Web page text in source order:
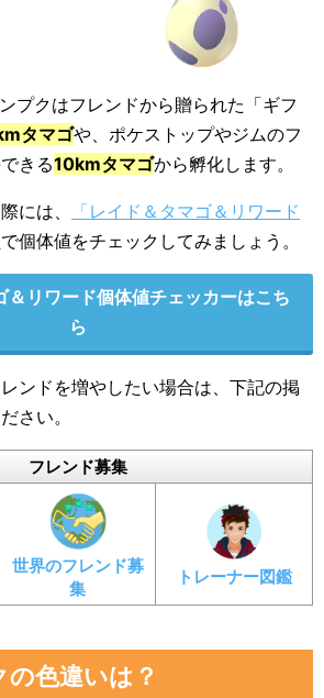
プクはフレンドから贈られた「ギフ
タマゴや、ポケストップやジムのフ
きる10kmタマゴから孵化します。
には、
「レイド＆タマゴ＆リワード
で個体値をチェックしてみましょう。
＆リワード個体値チェッカーはこち
ら
ンドを増やしたい場合は、下記の掲
さい。
フレンド募集
世界のフレンド募
集
トレーナー図鑑
の色違いは？